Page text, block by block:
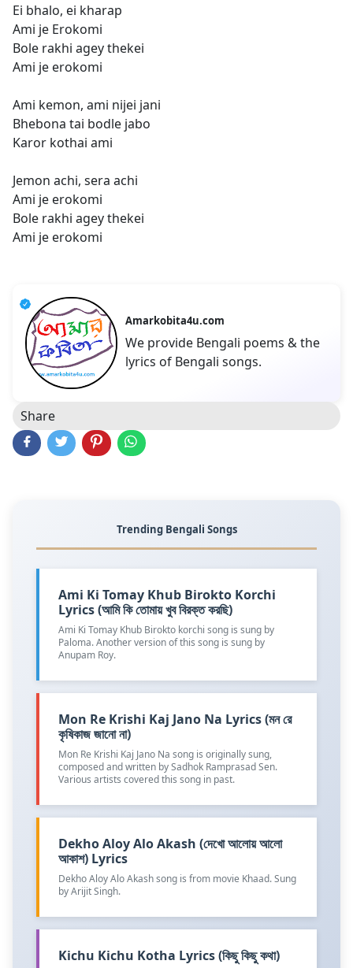
Ei bhalo, ei kharap
Ami je Erokomi
Bole rakhi agey thekei
Ami je erokomi
Ami kemon, ami nijei jani
Bhebona tai bodle jabo
Karor kothai ami
Jemon achi, sera achi
Ami je erokomi
Bole rakhi agey thekei
Ami je erokomi
Amarkobita4u.com
We provide Bengali poems & the
lyrics of Bengali songs.
Share
Trending Bengali Songs
Ami Ki Tomay Khub Birokto Korchi
Lyrics (আমি কি তোমায় খুব বিরক্ত করছি)
Ami Ki Tomay Khub Birokto korchi song is sung by
Paloma. Another version of this song is sung by
Anupam Roy.
Mon Re Krishi Kaj Jano Na Lyrics (মন রে
কৃষিকাজ জানো না)
Mon Re Krishi Kaj Jano Na song is originally sung,
composed and written by Sadhok Ramprasad Sen.
Various artists covered this song in past.
Dekho Aloy Alo Akash (দেখো আলোয় আলো
আকাশ) Lyrics
Dekho Aloy Alo Akash song is from movie Khaad. Sung
by Arijit Singh.
Kichu Kichu Kotha Lyrics (কিছু কিছু কথা)